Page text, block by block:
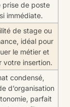
prise de poste
immédiate.
de stage ou
idéal pour
le métier et
votre insertion.
condensé,
d’organisation
parfait